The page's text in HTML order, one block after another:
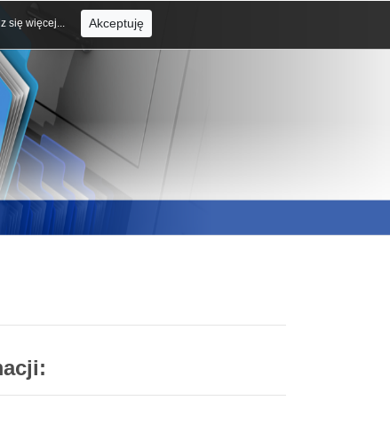
się więcej... Akceptuję